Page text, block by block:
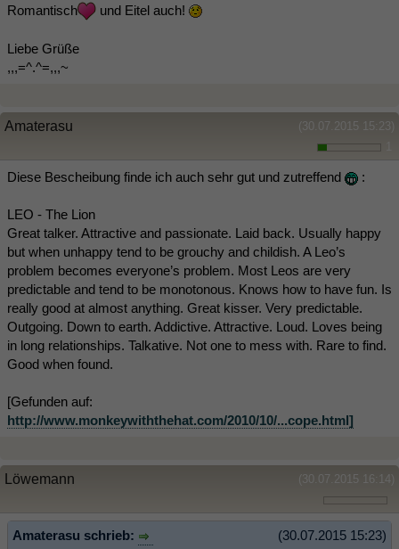
Romantisch
und Eitel auch!
Liebe Grüße
,,,=^.^=,,,~
(30.07.2015 15:23)
Amaterasu
Diese Bescheibung finde ich auch sehr gut und zutreffend :
LEO - The Lion
Great talker. Attractive and passionate. Laid back. Usually happy
but when unhappy tend to be grouchy and childish. A Leo’s
problem becomes everyone’s problem. Most Leos are very
predictable and tend to be monotonous. Knows how to have fun. Is
really good at almost anything. Great kisser. Very predictable.
Outgoing. Down to earth. Addictive. Attractive. Loud. Loves being
in long relationships. Talkative. Not one to mess with. Rare to find.
Good when found.
[Gefunden auf:
http://www.monkeywiththehat.com/2010/10/...cope.html]
(30.07.2015 16:14)
Löwemann
(30.07.2015 15:23)
Amaterasu schrieb: